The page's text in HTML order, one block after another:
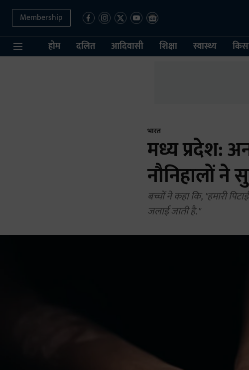
Membership
होम दलित आदिवासी शिक्षा स्वास्थ्य
भारत
मध्य प्रदेश:
नौनिहालों ने
बच्चों ने कहा कि, "हमारी
जलाई जाती है."